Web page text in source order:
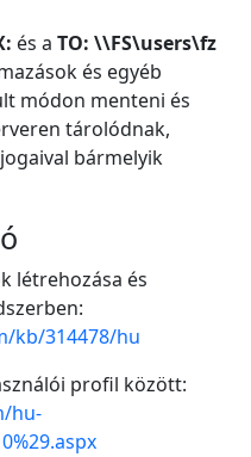
és a TO: \\FS\users\fz
és egyéb
módon menteni és
tárolódnak,
bármelyik
létrehozása és
kb/314478/hu
profil között:
hu-